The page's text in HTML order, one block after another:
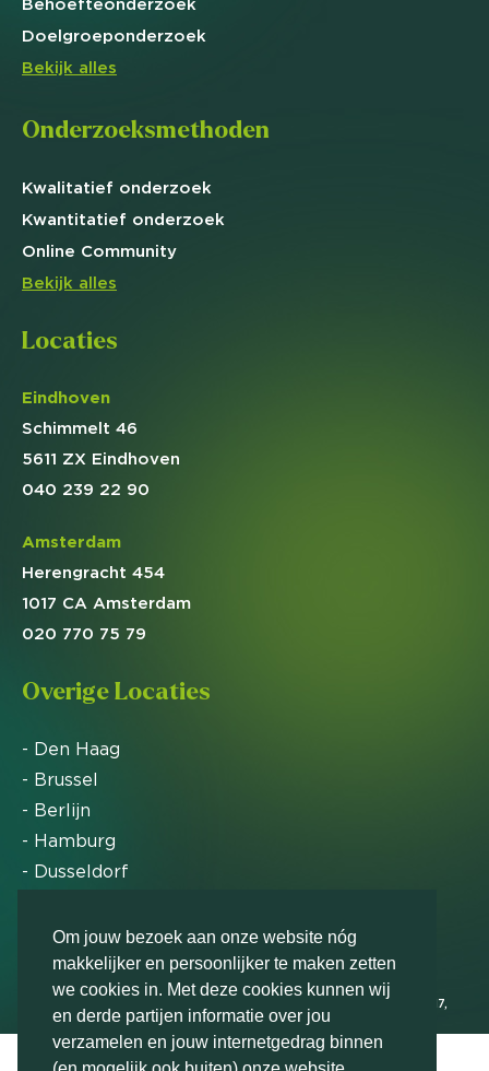
Om jouw bezoek aan onze website nóg
makkelijker en persoonlijker te maken zetten
we cookies in. Met deze cookies kunnen wij
en derde partijen informatie over jou
verzamelen en jouw internetgedrag binnen
Doelgroeponderzoek
Bekijk alles
Onderzoeksmethoden
Kwalitatief onderzoek
Kwantitatief onderzoek
Online Community
Bekijk alles
Locaties
Eindhoven
Schimmelt 46
5611 ZX Eindhoven
040 239 22 90
Amsterdam
Herengracht 454
1017 CA Amsterdam
020 770 75 79
Overige Locaties
- Den Haag
- Brussel
- Berlijn
- Hamburg
- Dusseldorf
Markteffect is door het Financieele Dagblad
uitgeroepen tot FD Gazelle in 2012, 2015, 2016, 2017,
2018, 2019, 2020, 2021, 2022, 2023, 2024 en 2025